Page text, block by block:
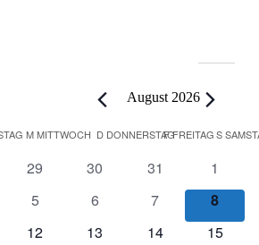
August 2026
MMITTWOCH D DONNERSTAG
FFREITAGS
0
29
0
Veranstaltungen
30
0
Veranstaltungen
31
0
1
0
5
0
Veranstaltungen
6
0
Veranstaltungen
7
0
8
0
12
0
13
0
14
0
15